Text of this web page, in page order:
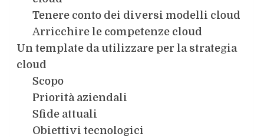
Tenere conto dei diversi modelli cloud
Arricchire le competenze cloud
Un template da utilizzare per la strategia
cloud
Scopo
Priorità aziendali
Sfide attuali
Obiettivi tecnologici